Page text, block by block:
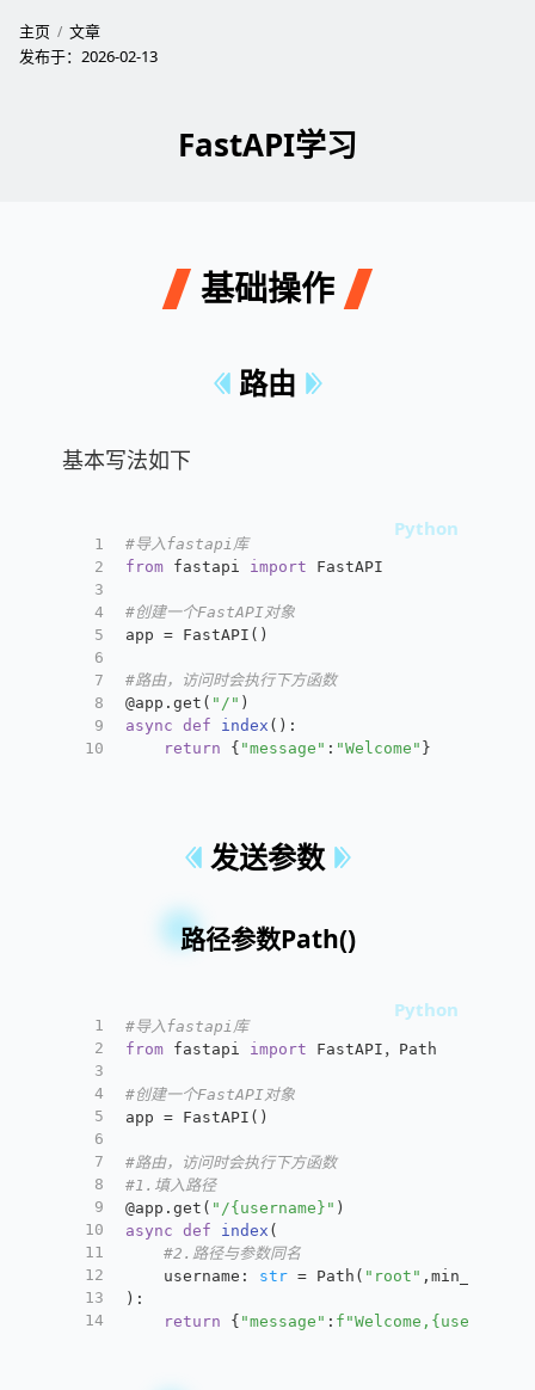
主页
文章
发布于： 2026-02-13
FastAPI学习
基础操作
路由
基本写法如下
1
2
3
4
5
6
7
8
9
10
#导入fastapi库
from fastapi import FastAPI
#创建一个FastAPI对象
app = FastAPI()
#路由，访问时会执行下方函数
@app.get( "/" )
async
def index ():
return { "message" : "Welcome" }
发送参数
路径参数Path()
1
2
3
4
5
6
7
8
9
10
11
12
13
14
#导入fastapi库
from fastapi import FastAPI，Path
#创建一个FastAPI对象
app = FastAPI()
#路由，访问时会执行下方函数
#1.填入路径
@app.get( "/{username}" )
async
def index (
#2.路径与参数同名
	username:
str = Path( "root"
):
return { "message" : f"Welcome, {username}